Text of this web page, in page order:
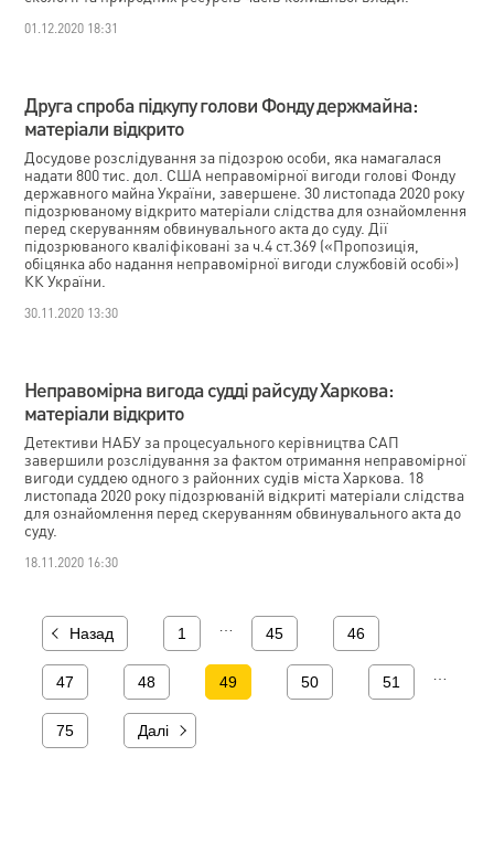
01.12.2020 18:31
Друга спроба підкупу голови Фонду держмайна:
матеріали відкрито
Досудове розслідування за підозрою особи, яка намагалася
надати 800 тис. дол. США неправомірної вигоди голові Фонду
державного майна України, завершене. 30 листопада 2020 року
підозрюваному відкрито матеріали слідства для ознайомлення
перед скеруванням обвинувального акта до суду. Дії
підозрюваного кваліфіковані за ч.4 ст.369 («Пропозиція,
обіцянка або надання неправомірної вигоди службовій особі»)
КК України.
30.11.2020 13:30
Неправомірна вигода судді райсуду Харкова:
матеріали відкрито
Детективи НАБУ за процесуального керівництва САП
завершили розслідування за фактом отримання неправомірної
вигоди суддею одного з районних судів міста Харкова. 18
листопада 2020 року підозрюваній відкриті матеріали слідства
для ознайомлення перед скеруванням обвинувального акта до
суду.
18.11.2020 16:30
Назад 1 45 46
47 48 49 50 51
75 Далі